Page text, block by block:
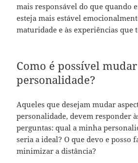
mais responsável do que quando
esteja mais estável
maturidade e às experiências que
Como é possível
personalidade?
Aqueles que desejam mudar
personalidade, devem responder
perguntas: qual a minha
seria a ideal? O que devo e posso
minimizar a distância?